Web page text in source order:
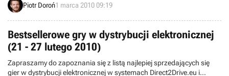
produkcji z gatunku MMO osadzonej w uniwersum FF.
Piotr Doroń1 marca 2010 09:19
Bestsellerowe gry w dystrybucji elektronicznej
(21 - 27 lutego 2010)
Zapraszamy do zapoznania się z listą najlepiej sprzedających się
gier w dystrybucji elektronicznej w systemach Direct2Drive.eu i